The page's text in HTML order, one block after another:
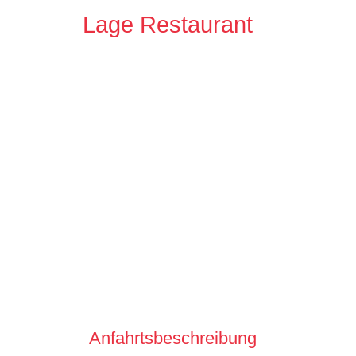
Lage Restaurant
Anfahrtsbeschreibung